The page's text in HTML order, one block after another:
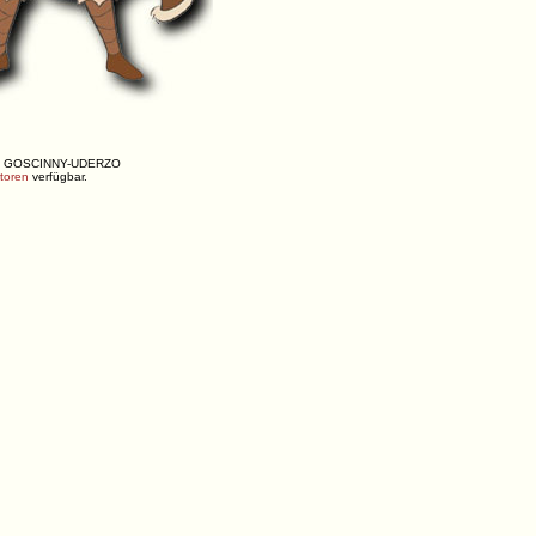
UDERZO
verfügbar.